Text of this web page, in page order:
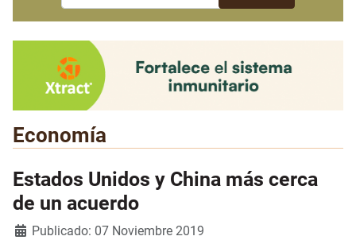
Economía
Estados Unidos y China más cerca
de un acuerdo
Detalles
Publicado: 07 Noviembre 2019